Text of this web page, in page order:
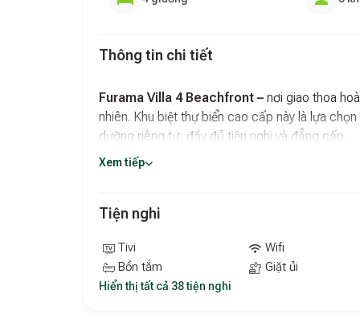
Thông tin chi tiết
Furama Villa 4 Beachfront – nơi giao thoa
nhiên. Khu biệt thự biển cao cấp này là lựa
dưỡng riêng tư, đầy đủ tiện nghi và đẳng cấp.
Trải nghiệm độc đáo tại Furama
không gian sống rộng rãi, thoải mái. Bạn có
Hệ thống ẩm thực đa dạng:Tận hưởng
2 quầy bar. Thưởng thức những món ăn
Xem tiếp
Tiện nghi
Tivi Wifi
Bồn tắm
Giặt ủi
Hiển thị tất cả 38 tiện nghi